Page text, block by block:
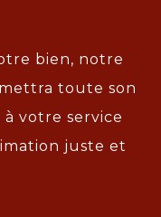
bien, notre
toute son
votre service
juste et